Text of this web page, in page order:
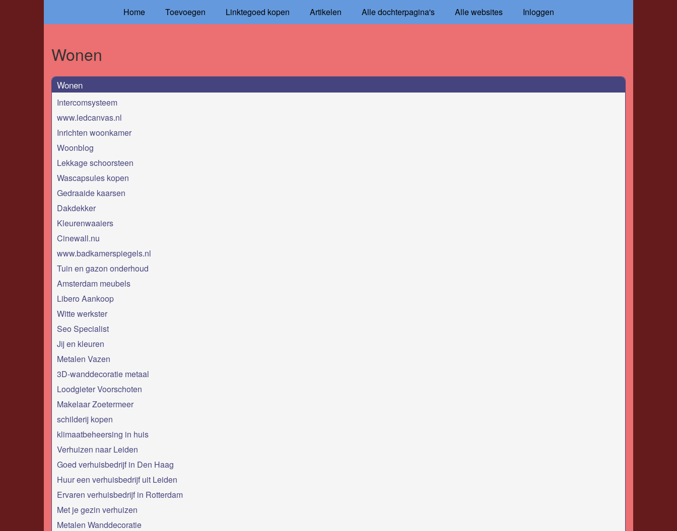
Home Toevoegen Linktegoed kopen Artikelen Alle dochterpagina's Alle websites Inloggen
Wonen
Wonen
Intercomsysteem
www.ledcanvas.nl
Inrichten woonkamer
Woonblog
Lekkage schoorsteen
Wascapsules kopen
Gedraaide kaarsen
Dakdekker
Kleurenwaaiers
Cinewall.nu
www.badkamerspiegels.nl
Tuin en gazon onderhoud
Amsterdam meubels
Libero Aankoop
Witte werkster
Seo Specialist
Jij en kleuren
Metalen Vazen
3D-wanddecoratie metaal
Loodgieter Voorschoten
Makelaar Zoetermeer
schilderij kopen
klimaatbeheersing in huis
Verhuizen naar Leiden
Goed verhuisbedrijf in Den Haag
Huur een verhuisbedrijf uit Leiden
Ervaren verhuisbedrijf in Rotterdam
Met je gezin verhuizen
Metalen Wanddecoratie